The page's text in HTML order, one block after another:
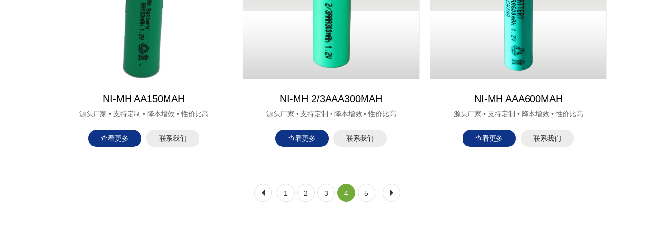
NI-MH AA150MAH
源头厂家 • 支持定制 • 降本增效 • 性价比高
查看更多 联系我们
NI-MH 2/3AAA300MAH
源头厂家 • 支持定制 • 降本增效 • 性价比高
查看更多 联系我们
NI-MH AAA600MAH
源头厂家 • 支持定制 • 降本增效 • 性价比高
查看更多 联系我们
1 2 3 4 5